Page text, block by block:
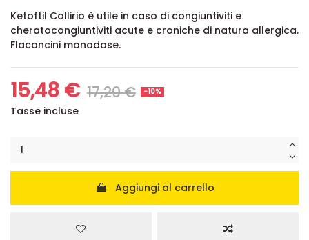
Ketoftil Collirio è utile in caso di congiuntiviti e
cheratocongiuntiviti acute e croniche di natura allergica.
Flaconcini monodose.
15,48 € 17,20 € -10%
Tasse incluse
Aggiungi al carrello